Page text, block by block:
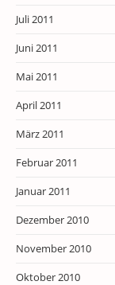
Juli 2011
Juni 2011
Mai 2011
April 2011
März 2011
Februar 2011
Januar 2011
Dezember 2010
November 2010
Oktober 2010